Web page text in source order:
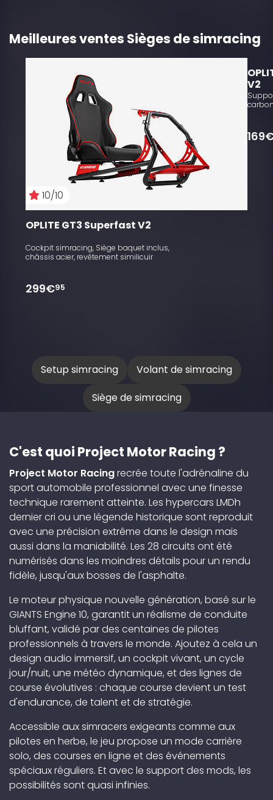
Meilleures ventes Sièges de simracing
10/10
OPLITE GT3 Superfast V2
Cockpit simracing, Siège baquet inclus,
châssis acier, revêtement similicuir
299€95
V2
Setup simracing
Volant de simracing
Siège de simracing
C'est quoi Project Motor Racing ?
Project Motor Racingrecrée toute l'adrénaline du
sport automobile professionnel avec une finesse
technique rarement atteinte. Les hypercars LMDh
dernier cri ou une légende historique sont reproduit
avec une précision extrême dans le design mais
aussi dans la maniabilité. Les 28 circuits ont été
numérisés dans les moindres détails pour un rendu
fidèle, jusqu'aux bosses de l'asphalte.
Le moteur physique nouvelle génération, basé sur le
GIANTS Engine 10, garantit un réalisme de conduite
bluffant, validé par des centaines de pilotes
professionnels à travers le monde. Ajoutez à cela un
design audio immersif, un cockpit vivant, un cycle
jour/nuit, une météo dynamique, et des lignes de
course évolutives : chaque course devient un test
d'endurance, de talent et de stratégie.
Accessible aux simracers exigeants comme aux
pilotes en herbe, le jeu propose un mode carrière
solo, des courses en ligne et des événements
spéciaux réguliers. Et avec le support des mods, les
possibilités sont quasi infinies.